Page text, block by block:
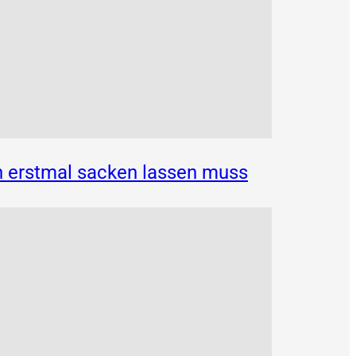
sacken lassen muss